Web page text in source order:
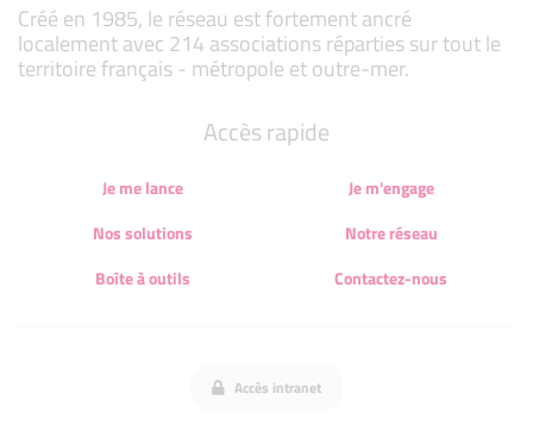
Créé en 1985, le réseau est fortement ancré
localement avec 214 associations réparties sur tout le
territoire français - métropole et outre-mer.
Accès rapide
Je me lance
Je m'engage
Nos solutions
Notre réseau
Boîte à outils
Contactez-nous
Accès intranet